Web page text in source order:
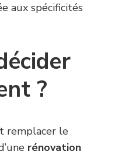
aux spécificités
?
remplacer le
rénovation